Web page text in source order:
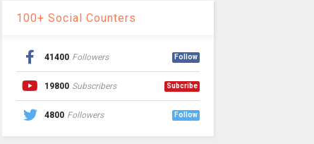
100+ Social Counters
41400 Followers Follow
19800 Subscribers Subcribe
4800 Followers Follow